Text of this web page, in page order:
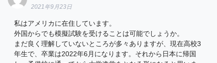
2021年9月23日
私はアメリカに在住しています。
外国からでも模擬試験を受けることは可能でしょうか。
まだ良く理解していないところが多々ありますが、現在高校3
年生で、卒業は2022年6月になります。それから日本に帰国